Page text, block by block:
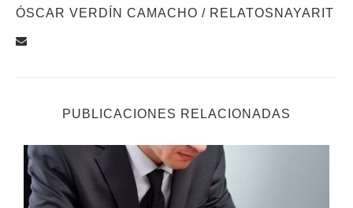
ÓSCAR VERDÍN CAMACHO / RELATOSNAYARIT
PUBLICACIONES RELACIONADAS